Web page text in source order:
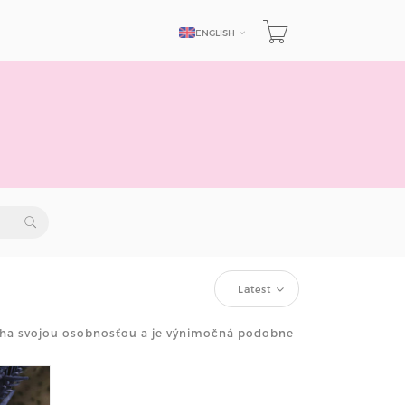
ENGLISH
LANGUAGE
Latest
svojou osobnosťou a je výnimočná podobne